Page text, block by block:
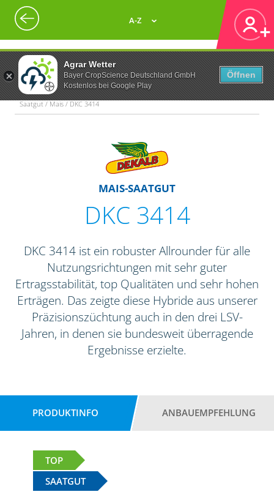
Agrar Wetter
Bayer CropScience Deutschland GmbH
Kostenlos bei Google Play
Öffnen
A-Z
Saatgut / Mais / DKC 3414
MAIS-SAATGUT
DKC 3414
DKC 3414 ist ein robuster Allrounder für alle
Nutzungsrichtungen mit sehr guter
Ertragsstabilität, top Qualitäten und sehr hohen
Erträgen. Das zeigte diese Hybride aus unserer
Präzisionszüchtung auch in den drei LSV-
Jahren, in denen sie bundesweit überragende
Ergebnisse erzielte.
PRODUKTINFO ANBAUEMPFEHLUNG
TOP
SAATGUT